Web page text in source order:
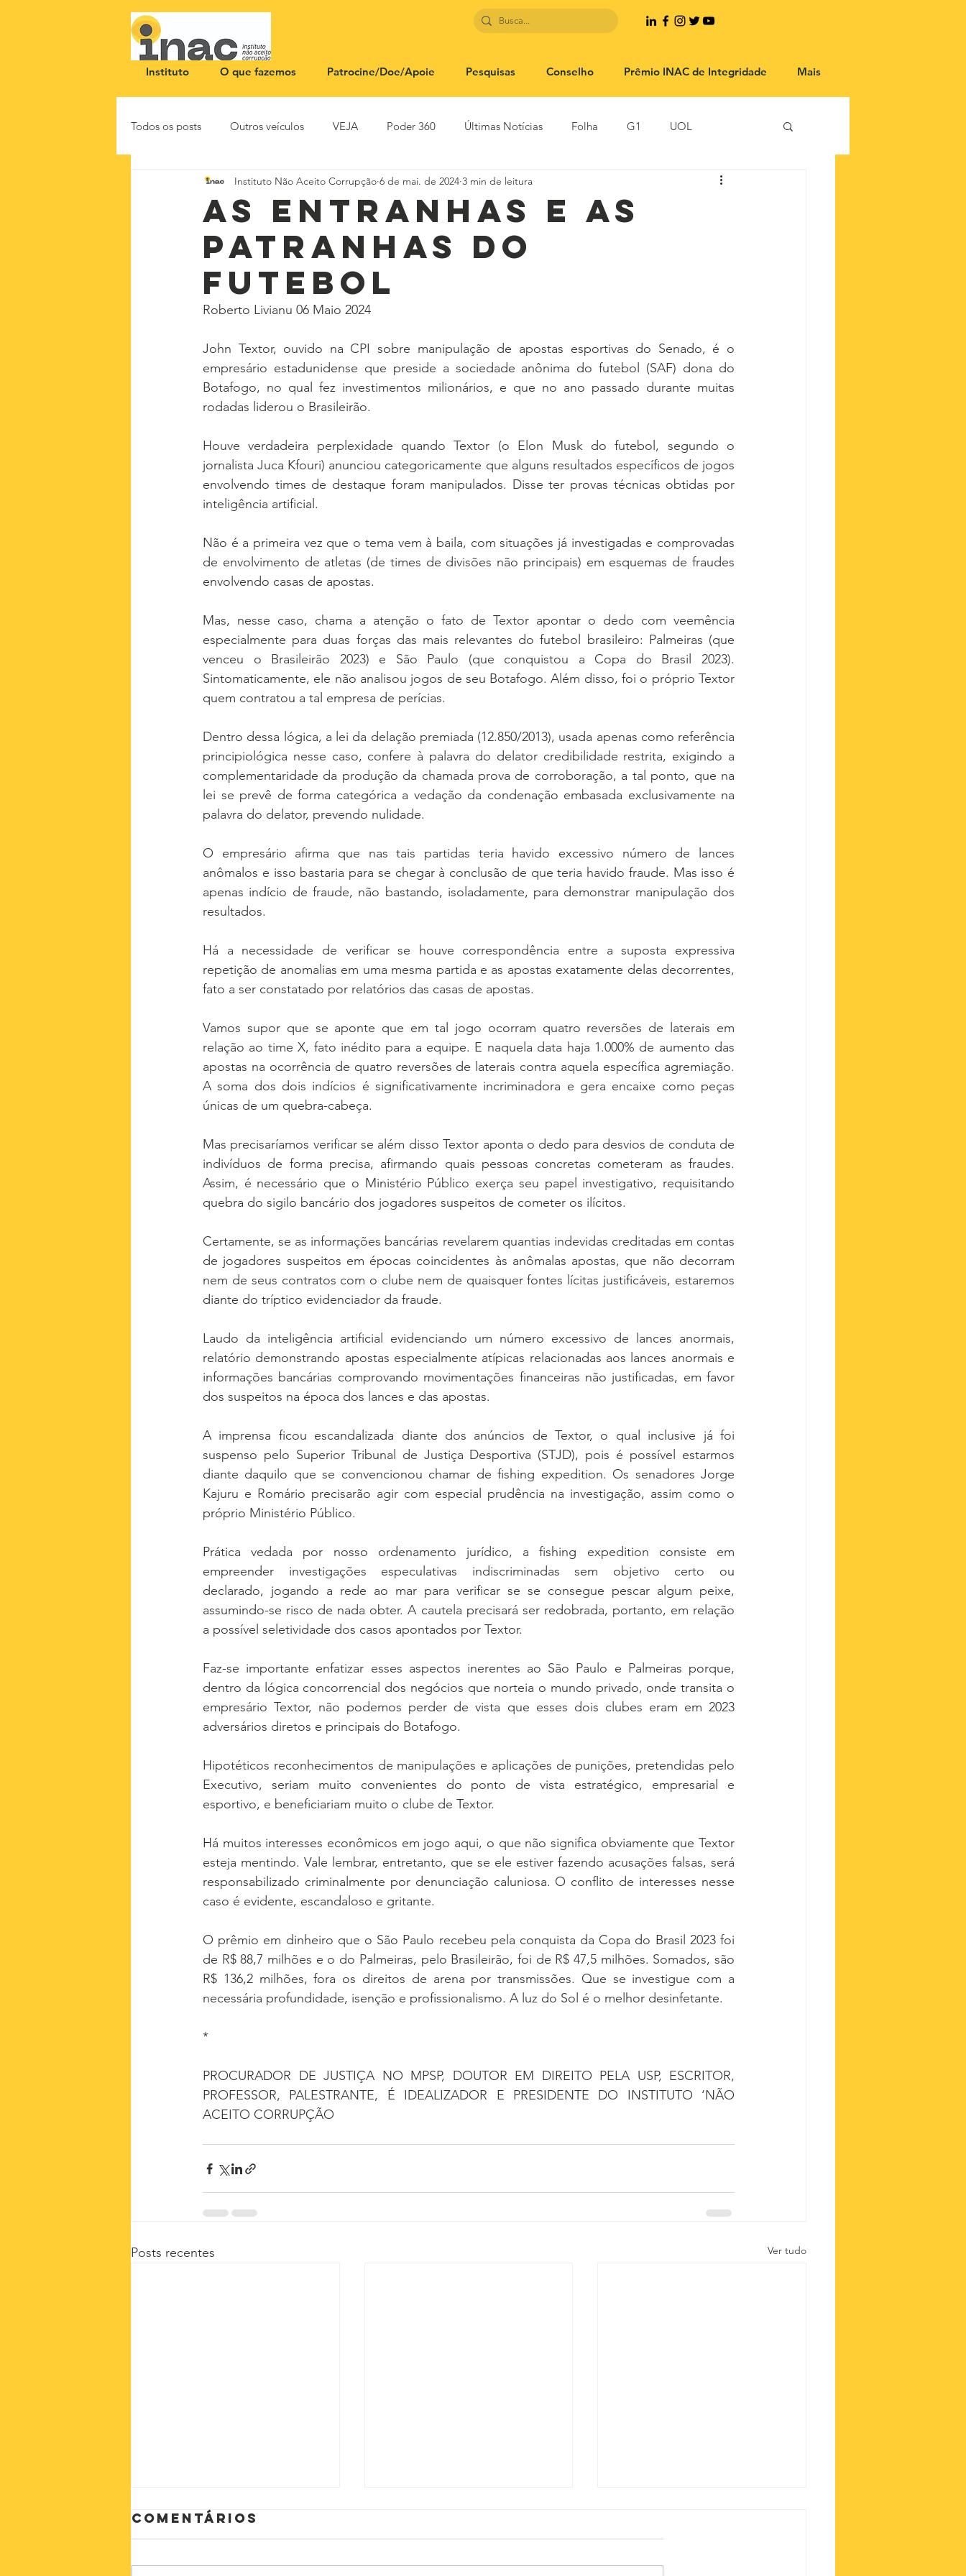
Instituto O que fazemos Patrocine/Doe/Apoie Pesquisas Conselho Prêmio INAC de Integridade Mais
Todos os posts Outros veículos VEJA Poder 360 Últimas Notícias Folha G1 UOL
NOTA PÚBLICA CEID SBT News Rádio Justiça Estadão
As entranhas e as
patranhas do
futebol
Instituto Não Aceito Corrupção 6 de mai. de 2024 3 min de leitura
Roberto Livianu 06 Maio 2024
John Textor, ouvido na CPI sobre manipulação de apostas esportivas do Senado, é o
empresário estadunidense que preside a sociedade anônima do futebol (SAF) dona do
Botafogo, no qual fez investimentos milionários, e que no ano passado durante muitas
rodadas liderou o Brasileirão.
Houve verdadeira perplexidade quando Textor (o Elon Musk do futebol, segundo o
jornalista Juca Kfouri) anunciou categoricamente que alguns resultados específicos de jogos
envolvendo times de destaque foram manipulados. Disse ter provas técnicas obtidas por
inteligência artificial.
Não é a primeira vez que o tema vem à baila, com situações já investigadas e comprovadas
de envolvimento de atletas (de times de divisões não principais) em esquemas de fraudes
envolvendo casas de apostas.
Mas, nesse caso, chama a atenção o fato de Textor apontar o dedo com veemência
especialmente para duas forças das mais relevantes do futebol brasileiro: Palmeiras (que
venceu o Brasileirão 2023) e São Paulo (que conquistou a Copa do Brasil 2023).
Sintomaticamente, ele não analisou jogos de seu Botafogo. Além disso, foi o próprio Textor
quem contratou a tal empresa de perícias.
Dentro dessa lógica, a lei da delação premiada (12.850/2013), usada apenas como referência
principiológica nesse caso, confere à palavra do delator credibilidade restrita, exigindo a
complementaridade da produção da chamada prova de corroboração, a tal ponto, que na
lei se prevê de forma categórica a vedação da condenação embasada exclusivamente na
palavra do delator, prevendo nulidade.
O empresário afirma que nas tais partidas teria havido excessivo número de lances
anômalos e isso bastaria para se chegar à conclusão de que teria havido fraude. Mas isso é
apenas indício de fraude, não bastando, isoladamente, para demonstrar manipulação dos
resultados.
Há a necessidade de verificar se houve correspondência entre a suposta expressiva
repetição de anomalias em uma mesma partida e as apostas exatamente delas decorrentes,
fato a ser constatado por relatórios das casas de apostas.
Vamos supor que se aponte que em tal jogo ocorram quatro reversões de laterais em
relação ao time X, fato inédito para a equipe. E naquela data haja 1.000% de aumento das
apostas na ocorrência de quatro reversões de laterais contra aquela específica agremiação.
A soma dos dois indícios é significativamente incriminadora e gera encaixe como peças
únicas de um quebra-cabeça.
Mas precisaríamos verificar se além disso Textor aponta o dedo para desvios de conduta de
indivíduos de forma precisa, afirmando quais pessoas concretas cometeram as fraudes.
Assim, é necessário que o Ministério Público exerça seu papel investigativo, requisitando
quebra do sigilo bancário dos jogadores suspeitos de cometer os ilícitos.
Certamente, se as informações bancárias revelarem quantias indevidas creditadas em contas
de jogadores suspeitos em épocas coincidentes às anômalas apostas, que não decorram
nem de seus contratos com o clube nem de quaisquer fontes lícitas justificáveis, estaremos
diante do tríptico evidenciador da fraude.
Laudo da inteligência artificial evidenciando um número excessivo de lances anormais,
relatório demonstrando apostas especialmente atípicas relacionadas aos lances anormais e
informações bancárias comprovando movimentações financeiras não justificadas, em favor
dos suspeitos na época dos lances e das apostas.
A imprensa ficou escandalizada diante dos anúncios de Textor, o qual inclusive já foi
suspenso pelo Superior Tribunal de Justiça Desportiva (STJD), pois é possível estarmos
diante daquilo que se convencionou chamar de fishing expedition. Os senadores Jorge
Kajuru e Romário precisarão agir com especial prudência na investigação, assim como o
próprio Ministério Público.
Prática vedada por nosso ordenamento jurídico, a fishing expedition consiste em
empreender investigações especulativas indiscriminadas sem objetivo certo ou
declarado, jogando a rede ao mar para verificar se se consegue pescar algum peixe,
assumindo-se risco de nada obter. A cautela precisará ser redobrada, portanto, em relação
a possível seletividade dos casos apontados por Textor.
Faz-se importante enfatizar esses aspectos inerentes ao São Paulo e Palmeiras porque,
dentro da lógica concorrencial dos negócios que norteia o mundo privado, onde transita o
empresário Textor, não podemos perder de vista que esses dois clubes eram em 2023
adversários diretos e principais do Botafogo.
Hipotéticos reconhecimentos de manipulações e aplicações de punições, pretendidas pelo
Executivo, seriam muito convenientes do ponto de vista estratégico, empresarial e
esportivo, e beneficiariam muito o clube de Textor.
Há muitos interesses econômicos em jogo aqui, o que não significa obviamente que Textor
esteja mentindo. Vale lembrar, entretanto, que se ele estiver fazendo acusações falsas, será
responsabilizado criminalmente por denunciação caluniosa. O conflito de interesses nesse
caso é evidente, escandaloso e gritante.
O prêmio em dinheiro que o São Paulo recebeu pela conquista da Copa do Brasil 2023 foi
de R$ 88,7 milhões e o do Palmeiras, pelo Brasileirão, foi de R$ 47,5 milhões. Somados, são
R$ 136,2 milhões, fora os direitos de arena por transmissões. Que se investigue com a
necessária profundidade, isenção e profissionalismo. A luz do Sol é o melhor desinfetante.
*
PROCURADOR DE JUSTIÇA NO MPSP, DOUTOR EM DIREITO PELA USP, ESCRITOR,
PROFESSOR, PALESTRANTE, É IDEALIZADOR E PRESIDENTE DO INSTITUTO ‘NÃO
ACEITO CORRUPÇÃO
Posts recentes Ver tudo
Comentários